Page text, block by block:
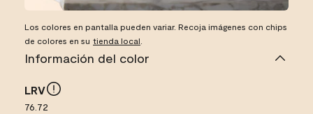
Los colores en pantalla pueden variar. Recoja imágenes con chips
de colores en su tienda local
Información del color
LRV
76.72